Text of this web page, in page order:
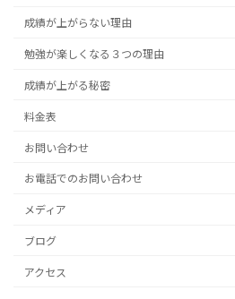
成績が上がらない理由
勉強が楽しくなる３つの理由
成績が上がる秘密
料金表
お問い合わせ
お電話でのお問い合わせ
メディア
ブログ
アクセス